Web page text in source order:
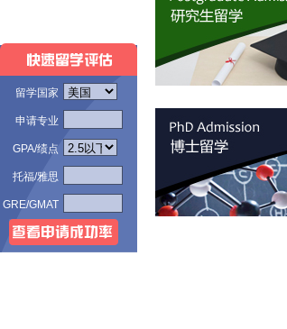
留学国家
申请专业
GPA/绩点
托福/雅思
GRE/GMAT